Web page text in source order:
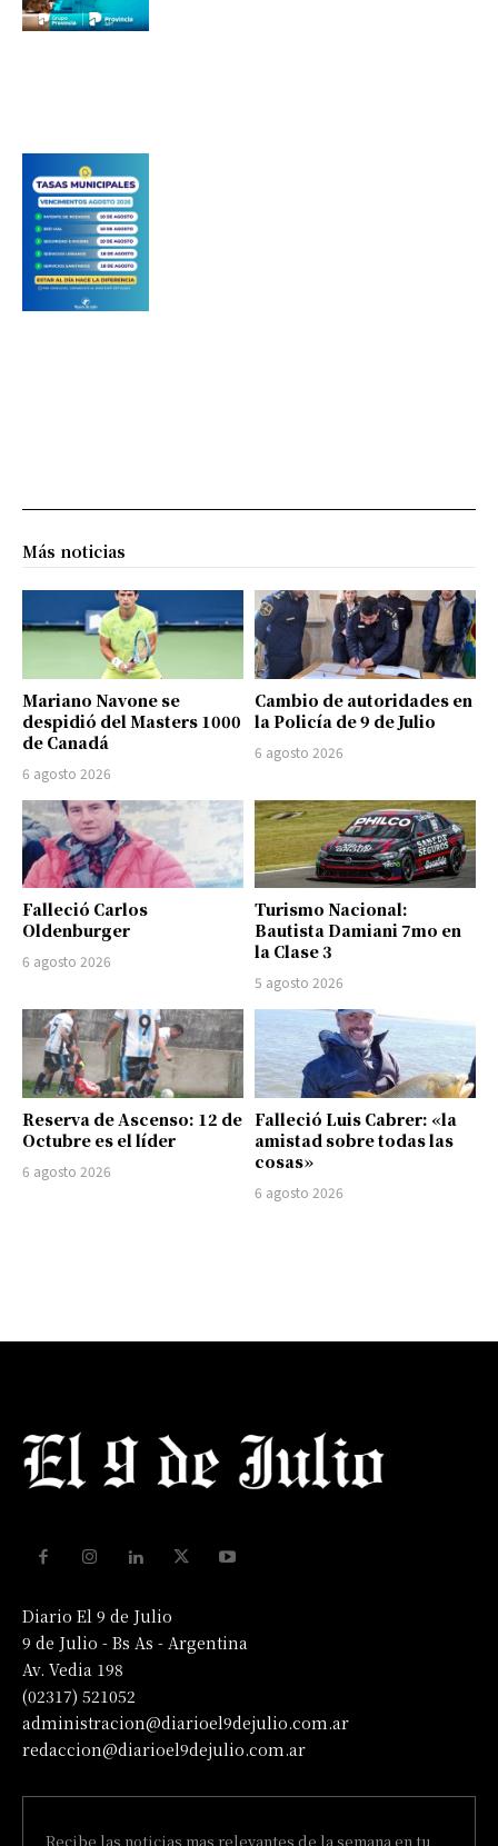
Más noticias
Mariano Navone se
despidió del Masters 1000
de Canadá
6 agosto 2026
Cambio de autoridades en
la Policía de 9 de Julio
6 agosto 2026
Falleció Carlos
Oldenburger
6 agosto 2026
Turismo Nacional:
Bautista Damiani 7mo en
la Clase 3
5 agosto 2026
Reserva de Ascenso: 12 de
Octubre es el líder
6 agosto 2026
Falleció Luis Cabrer: «la
amistad sobre todas las
cosas»
6 agosto 2026
Diario El 9 de Julio
9 de Julio - Bs As - Argentina
Av. Vedia 198
(02317) 521052
administracion@diarioel9dejulio.com.ar
redaccion@diarioel9dejulio.com.ar
Recibe las noticias mas relevantes de la semana en tu